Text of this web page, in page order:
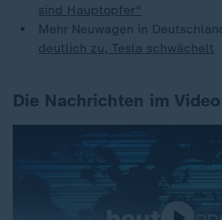
sind Hauptopfer"
Mehr Neuwagen in
deutlich zu, Tesla schwächelt
Die Nachrichten im Video